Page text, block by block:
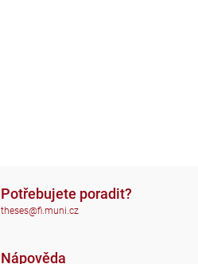
Potřebujete poradit?
theses@fi.muni.cz
Nápověda